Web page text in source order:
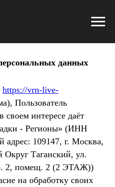
данных
https://vrn-live-
Пользователь
своем интересе даёт
- Регионы» (ИНН
адрес: 109147, г. Москва,
Таганский, ул.
2, помещ. 2 (2 ЭТАЖ))
на обработку своих